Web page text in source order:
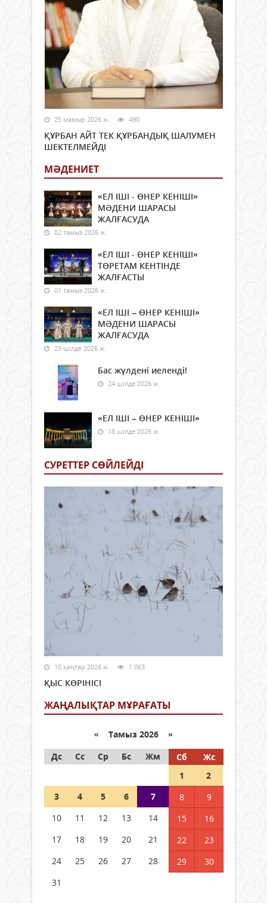
25 мамыр 2026 ж. 490
ҚҰРБАН АЙТ ТЕК ҚҰРБАНДЫҚ ШАЛУМЕН
ШЕКТЕЛМЕЙДІ
МӘДЕНИЕТ
«ЕЛ ІШІ - ӨНЕР КЕНІШІ»
МӘДЕНИ ШАРАСЫ
ЖАЛҒАСУДА
02 тамыз 2026 ж.
«ЕЛ ІШІ - ӨНЕР КЕНІШІ»
ТӨРЕТАМ КЕНТІНДЕ
ЖАЛҒАСТЫ
01 тамыз 2026 ж.
«ЕЛ ІШІ – ӨНЕР КЕНІШІ»
МӘДЕНИ ШАРАСЫ
ЖАЛҒАСУДА
25 шілде 2026 ж.
Бас жүлдені иеленді!
24 шілде 2026 ж.
«ЕЛ ІШІ – ӨНЕР КЕНІШІ»
18 шілде 2026 ж.
СУРЕТТЕР СӨЙЛЕЙДI
10 қаңтар 2026 ж. 1 063
ҚЫС КӨРІНІСІ
ЖАҢАЛЫҚТАР МҰРАҒАТЫ
« Тамыз 2026 »
Дс
Сс Ср Бс Жм Сб
Жс
1
2
3
4 5 6 7 8
9
10
11 12 13 14 15
16
17
18 19 20 21 22
23
24
25 26 27 28 29
30
31